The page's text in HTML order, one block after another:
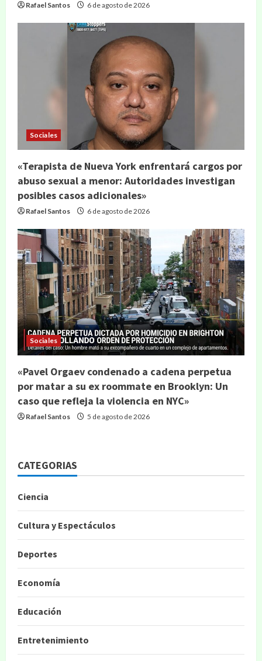
Rafael Santos 6 de agosto de 2026
Sociales
«Terapista de Nueva York enfrentará cargos por
abuso sexual a menor: Autoridades investigan
posibles casos adicionales»
Rafael Santos 6 de agosto de 2026
Sociales
«Pavel Orgaev condenado a cadena perpetua
por matar a su ex roommate en Brooklyn: Un
caso que refleja la violencia en NYC»
Rafael Santos 5 de agosto de 2026
CATEGORIAS
Ciencia
Cultura y Espectáculos
Deportes
Economía
Educación
Entretenimiento